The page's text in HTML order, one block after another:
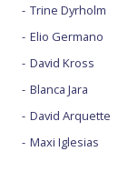
Trine Dyrholm
Elio Germano
David Kross
Blanca Jara
David Arquette
Maxi Iglesias